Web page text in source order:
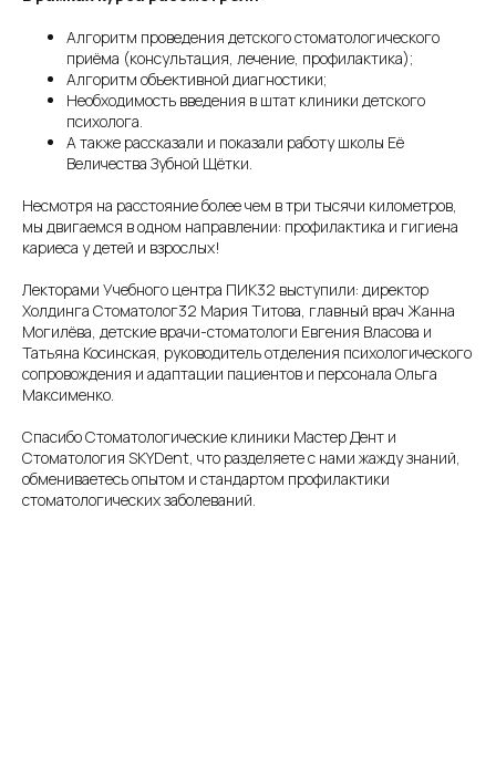
Алгоритм проведения детского стоматологического
приёма (консультация, лечение, профилактика);
Алгоритм объективной диагностики;
Необходимость введения в штат клиники детского
психолога.
А также рассказали и показали работу школы Её
Величества Зубной Щётки.
Несмотря на расстояние более чем в три тысячи километров,
мы двигаемся в одном направлении: профилактика и гигиена
кариеса у детей и взрослых!
Лекторами Учебного центра ПИК32 выступили: директор
Холдинга Стоматолог32 Мария Титова, главный врач Жанна
Могилёва, детские врачи-стоматологи Евгения Власова и
Татьяна Косинская, руководитель отделения психологического
сопровождения и адаптации пациентов и персонала Ольга
Максименко.
Спасибо Стоматологические клиники Мастер Дент и
Стоматология SKYDent, что разделяете с нами жажду знаний,
обмениваетесь опытом и стандартом профилактики
стоматологических заболеваний.